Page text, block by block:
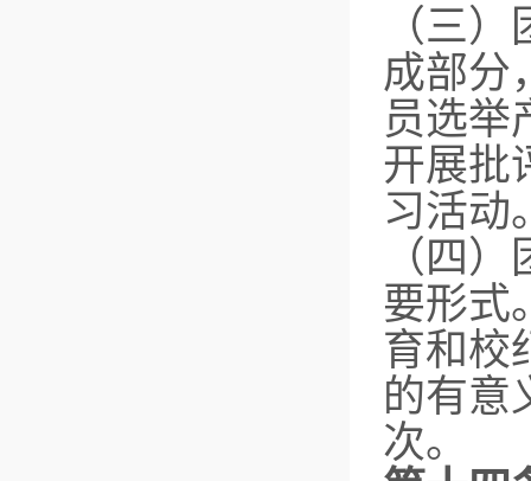
（三
成部分
员选举
开展批
习活动
（四
要形式
育和校
的有意
次。